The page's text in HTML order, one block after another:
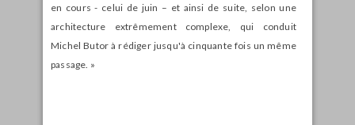
en cours - celui de juin – et ainsi de suite, selon une
architecture extrêmement complexe, qui conduit
Michel Butor à rédiger jusqu'à cinquante fois un même
passage. »